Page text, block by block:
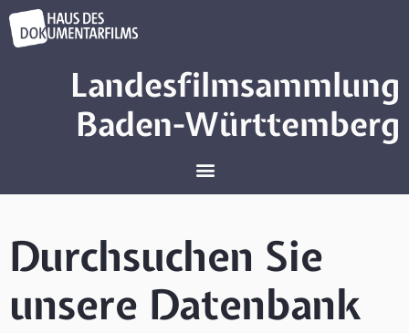
Landesfilmsammlung
Baden-Württemberg
Durchsuchen Sie
unsere Datenbank